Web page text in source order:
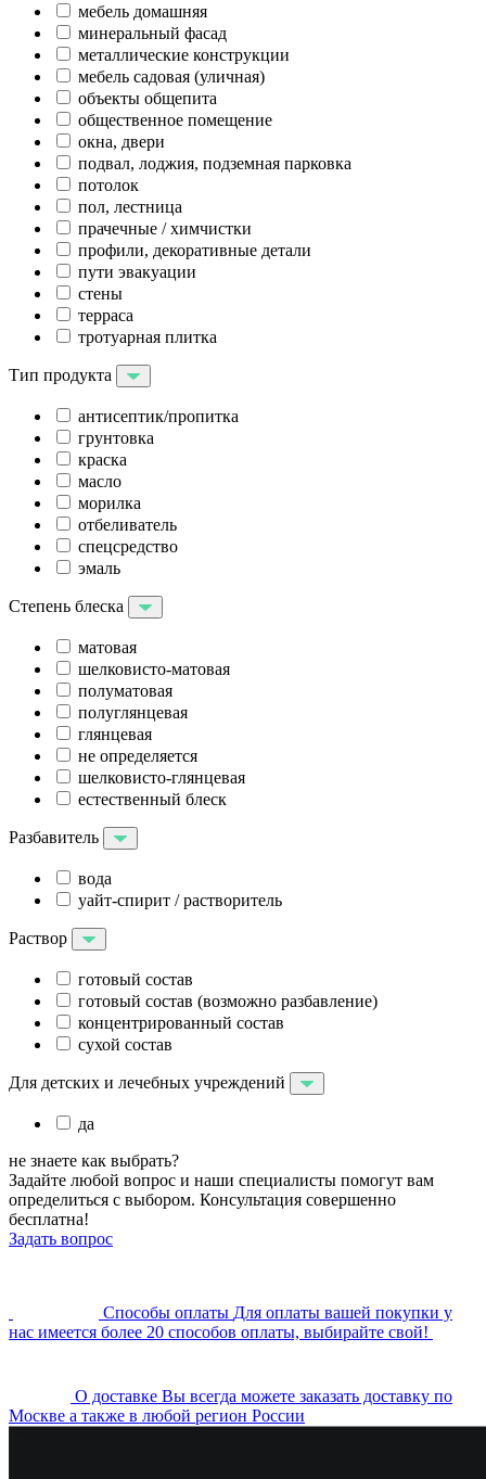
мебель домашняя
минеральный фасад
металлические конструкции
мебель садовая (уличная)
объекты общепита
общественное помещение
окна, двери
подвал, лоджия, подземная парковка
потолок
пол, лестница
прачечные / химчистки
профили, декоративные детали
пути эвакуации
стены
терраса
тротуарная плитка
Тип продукта
антисептик/пропитка
грунтовка
краска
масло
морилка
отбеливатель
спецсредство
эмаль
Степень блеска
матовая
шелковисто-матовая
полуматовая
полуглянцевая
глянцевая
не определяется
шелковисто-глянцевая
естественный блеск
Разбавитель
вода
уайт-спирит / растворитель
Раствор
готовый состав
готовый состав (возможно разбавление)
концентрированный состав
сухой состав
Для детских и лечебных учреждений
да
не знаете как выбрать?
Задайте любой вопрос и наши специалисты помогут вам
определиться с выбором. Консультация совершенно
бесплатна!
Задать вопрос
Cпособы оплаты Для оплаты вашей покупки у
нас имеется более 20 способов оплаты, выбирайте свой!
О доставке Вы всегда можете заказать доставку по
Москве а также в любой регион России